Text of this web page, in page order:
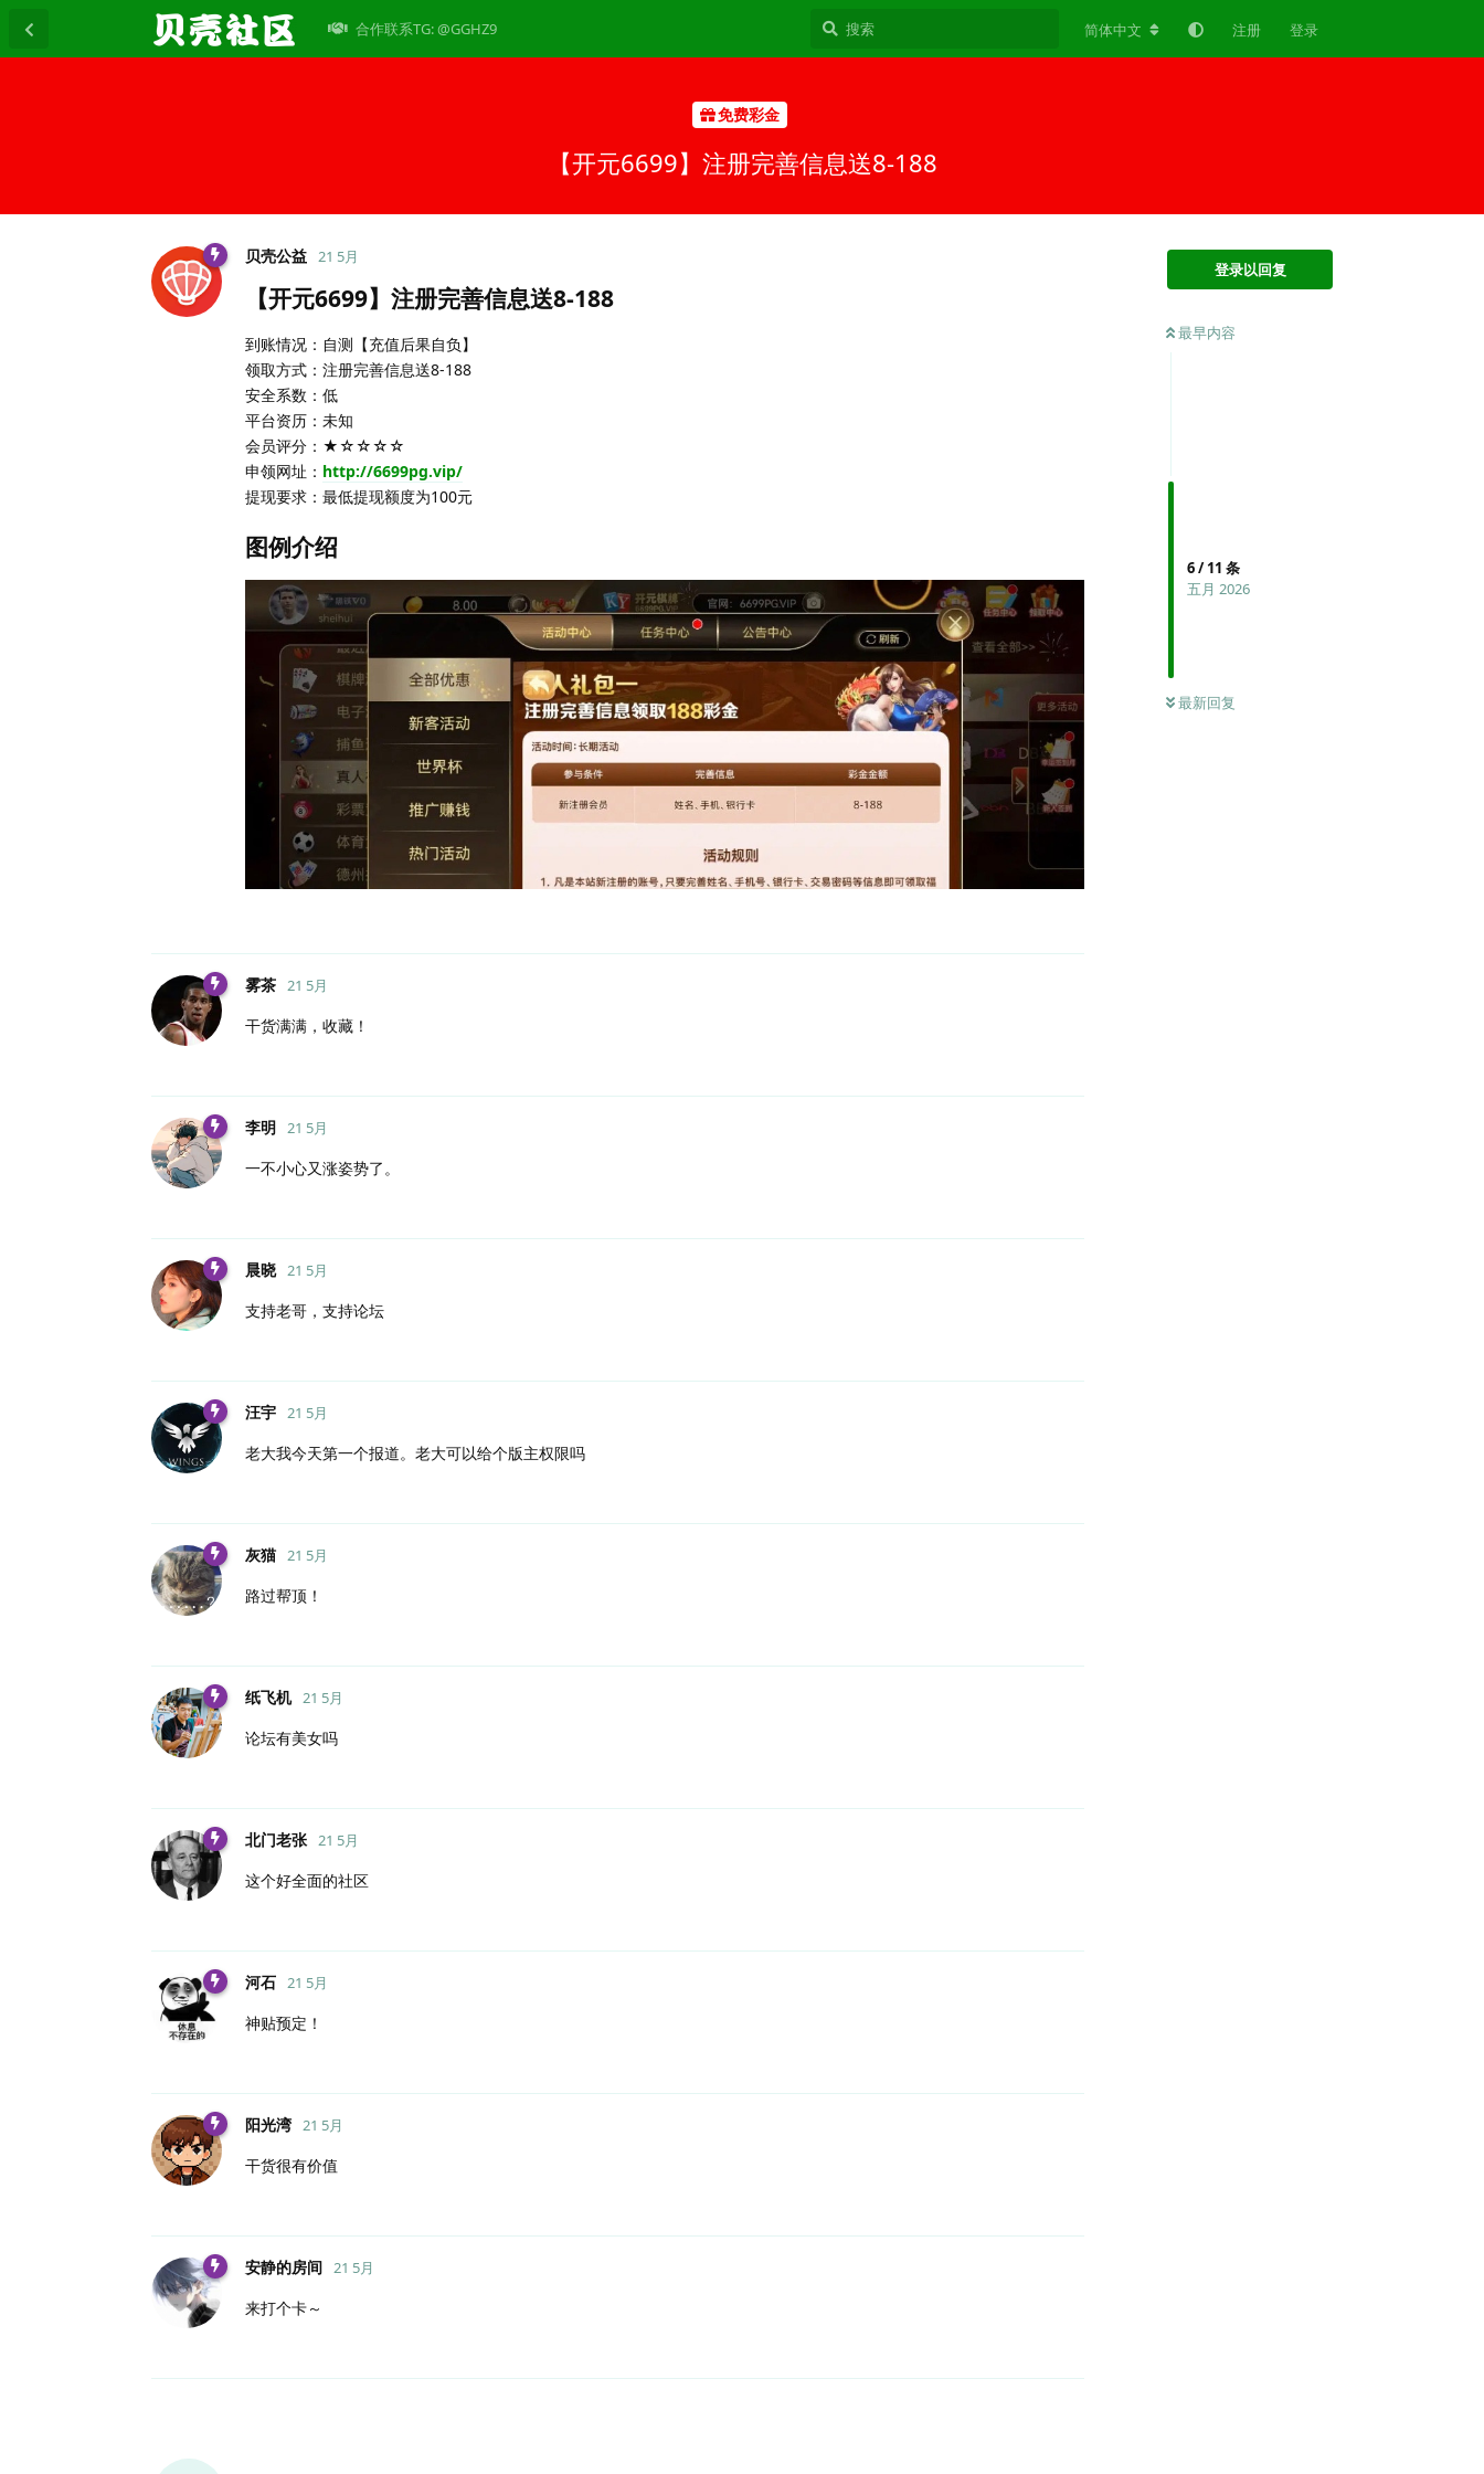
合作联系TG: @GGHZ9 简体中文 注册 登录
免费彩金
【开元6699】注册完善信息送8-188
登录以回复
最早内容
6/11 条
五月 2026
最新回复
贝壳公益 21 5月
【开元6699】注册完善信息送8-188
到账情况：自测【充值后果自负】
领取方式：注册完善信息送8-188
安全系数：低
平台资历：未知
会员评分：★☆☆☆☆
申领网址： http://6699pg.vip/
提现要求：最低提现额度为100元
图例介绍
雾茶 21 5月
干货满满，收藏！
李明 21 5月
一不小心又涨姿势了。
晨晓 21 5月
支持老哥，支持论坛
汪宇 21 5月
老大我今天第一个报道。老大可以给个版主权限吗
灰猫 21 5月
路过帮顶！
纸飞机 21 5月
论坛有美女吗
北门老张 21 5月
这个好全面的社区
河石 21 5月
神贴预定！
阳光湾 21 5月
干货很有价值
安静的房间 21 5月
来打个卡～